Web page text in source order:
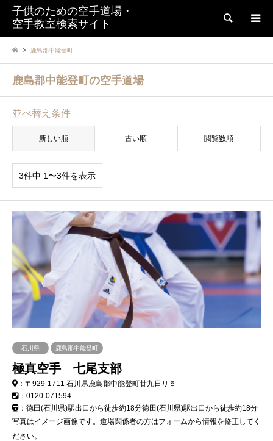
子供のための空手道場・
空手教室検索サイト
検索
鹿島郡中能登町
鹿島郡中能登町の空手道場
並べ替え条件
新しい順 古い順 閲覧数順
3件中 1〜3件を表示
石川県 鹿島郡中能登町
極真空手 七尾支部
：〒929-1711 石川県鹿島郡中能登町廿九日リ５
：0120-071594
：徳田(石川県)駅出口から徒歩約18分徳田(石川県)駅出口から徒歩約18分
写真はイメージ画像です。道場関係者の方はフォームから情報を修正してく
ださい。